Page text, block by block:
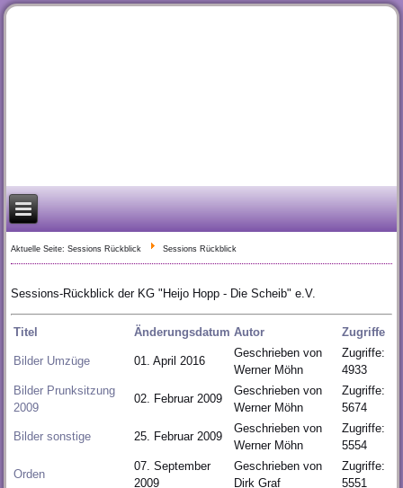
Aktuelle Seite:Sessions Rückblick Sessions Rückblick
Sessions-Rückblick der KG "Heijo Hopp - Die Scheib" e.V.
Titel Änderungsdatum Autor Zugriffe
Bilder Umzüge 01. April 2016
Geschrieben von
Werner Möhn
Zugriffe:
4933
Bilder Prunksitzung
2009
02. Februar 2009
Geschrieben von
Werner Möhn
Zugriffe:
5674
Bilder sonstige 25. Februar 2009
Geschrieben von
Werner Möhn
Zugriffe:
5554
Orden
07. September
2009
Geschrieben von
Dirk Graf
Zugriffe:
5551